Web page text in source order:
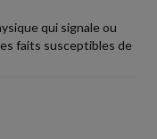
qui signale ou
faits susceptibles de